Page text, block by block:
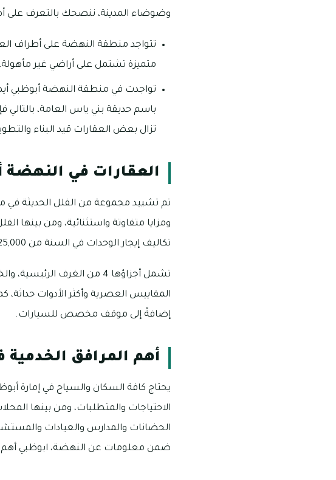
وضوضاء المدينة، ننصحك بالتعرف على
تتواجد منطقة النهضة على أطراف
متميزة تشتمل على أراضي غير
تواجدت في منطقة النهضة أبوظبي
باسم حديقة بني ياس العامة، بالتالي
تزال بعض العقارات قيد البناء
العقارات في النهضة
تم تشييد مجموعة من الفلل الحديثة في
تكاليف إيجار الوحدات في السنة من 125,000 درهم إماراتي.
تشمل أجزاؤها 4 من الغرف
المقاييس العصرية وأكثر الأدوات
إضافةً إلى موقف مخصص للسيارات.
أهم المرافق
يحتاج كافة السكان والسياح في إمارة
الاحتياجات والمتطلبات، ومن بينها
الحضانات والمدارس والعيادات
ضمن معلومات عن النهضة، ابوظبي أهم